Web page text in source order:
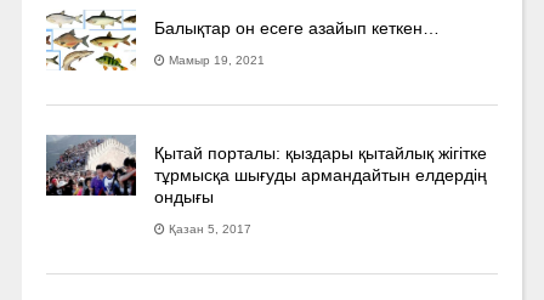
Балықтар он есеге азайып кеткен…
Мамыр 19, 2021
Қытай порталы: қыздары қытайлық жігітке
тұрмысқа шығуды армандайтын елдердің
ондығы
Қазан 5, 2017